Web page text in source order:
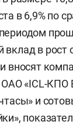
в 6,9% по
в рост
вносят
ОАО «ICL-
и